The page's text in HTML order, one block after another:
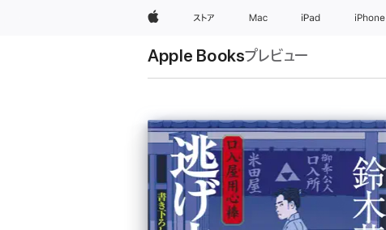
Appleストア Mac iPad iPhone
Apple Booksプレビュー